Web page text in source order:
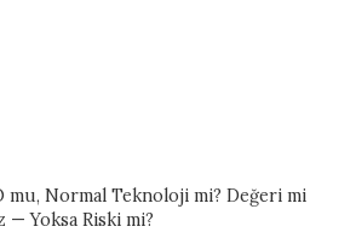
mu, Normal Teknoloji mi? Değeri mi
Yoksa Riski mi?